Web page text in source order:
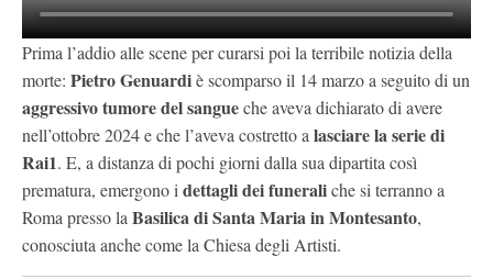
Prima l’addio alle scene per curarsi poi la terribile notizia della
morte: Pietro Genuardiè scomparso il 14 marzo a seguito di un
aggressivo tumore del sangueche aveva dichiarato di avere
nell’ottobre 2024 e che l’aveva costretto a lasciare la serie di
Rai1. E, a distanza di pochi giorni dalla sua dipartita così
prematura, emergono i dettagli dei funeraliche si terranno a
Roma presso la Basilica di Santa Maria in Montesanto,
conosciuta anche come la Chiesa degli Artisti.